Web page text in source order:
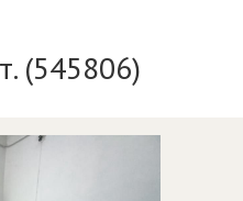
(545806)